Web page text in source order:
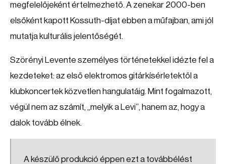
megfelelőjeként értelmezhető. A zenekar 2000-ben
elsőként kapott Kossuth-díjat ebben a műfajban, ami jól
mutatja kulturális jelentőségét.
Szörényi Levente személyes történetekkel idézte fel a
kezdeteket: az első elektromos gitárkísérletektől a
klubkoncertek közvetlen hangulatáig. Mint fogalmazott,
végül nem az számít, „melyik a Levi”, hanem az, hogy a
dalok tovább élnek.
A készülő produkció éppen ezt a továbbélést